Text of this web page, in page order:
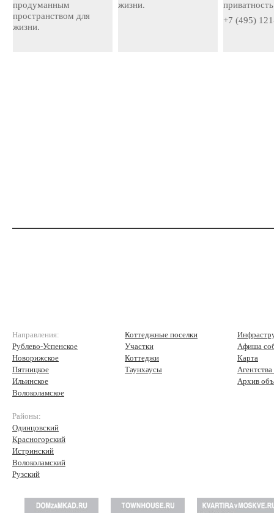
продуманным
пространством для
жизни.
жизни.
приватность
+7 (495)
Направления:
Рублево-Успенское
Новорижское
Пятницкое
Ильинское
Волоколамское
Районы:
Одинцовский
Красногорский
Истринский
Волоколамский
Рузский
Коттеджные поселки
Участки
Коттеджи
Таунхаусы
Афиша
Карта
Архив